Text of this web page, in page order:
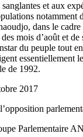
et aux
notamment
dans le cadre
mois d’août et
du peuple tout
essentiellement
de 1992.
2017
Parlementaire